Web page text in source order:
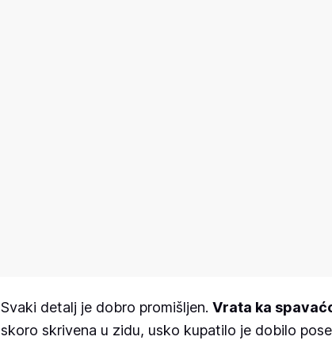
Svaki detalj je dobro promišljen. Vrata ka
skoro skrivena u zidu, usko kupatilo je dobilo